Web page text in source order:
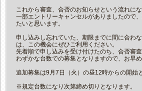
これから審査、合否のお知らせという流れにな
一部エントリーキャンセルがありましたので
たいと思います。
申し込みし忘れていた、期限までに間に合わ
は、この機会にぜひご利用ください。
先着順で申し込みを受け付けたのち、合否審査
わずかな台数での募集となりますので、お早
追加募集は9月7日（火）の昼12時からの開始
※規定台数になり次第締め切りとなります。